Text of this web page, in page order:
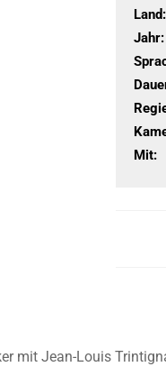
Land:
Jahr:
Mit:
mit Jean-Louis